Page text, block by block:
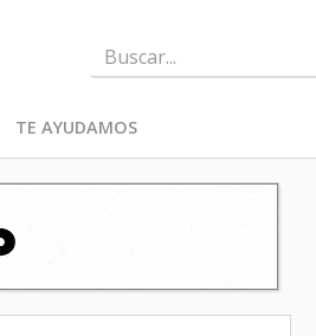
TE AYUDAMOS